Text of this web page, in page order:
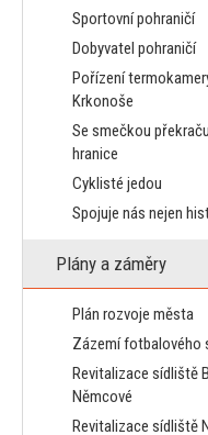
Sportovní pohraničí
Dobyvatel pohraničí
Pořízení
Krkonoše
Se smečkou
hranice
Cyklisté jedou
Spojuje nás nejen
Plány a záměry
Plán rozvoje města
Zázemí fotbalového
Revitalizace sídliště
Němcové
Revitalizace sídliště